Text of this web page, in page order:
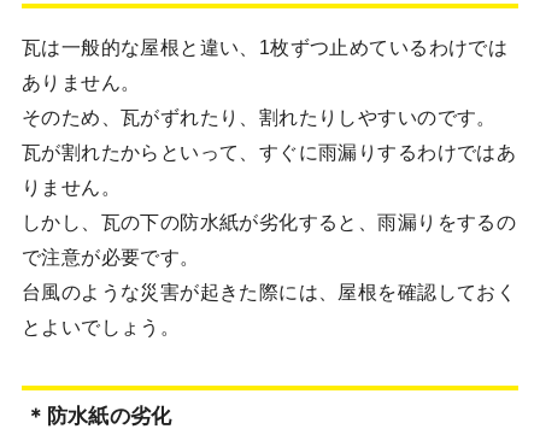
瓦は一般的な屋根と違い、1枚ずつ止めているわけでは
ありません。
そのため、瓦がずれたり、割れたりしやすいのです。
瓦が割れたからといって、すぐに雨漏りするわけではあ
りません。
しかし、瓦の下の防水紙が劣化すると、雨漏りをするの
で注意が必要です。
台風のような災害が起きた際には、屋根を確認しておく
とよいでしょう。
＊防水紙の劣化